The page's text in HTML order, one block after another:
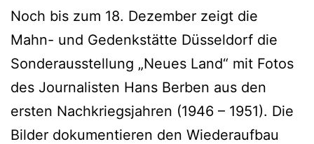
m
s
i
m
M
u
d
o
r
f
Noch bis zum 18. Dezember zeigt die
Mahn- und Gedenkstätte Düsseldorf die
Sonderausstellung „Neues Land“ mit Fotos
des Journalisten Hans Berben aus den
ersten Nachkriegsjahren (1946 – 1951). Die
Bilder dokumentieren den Wiederaufbau